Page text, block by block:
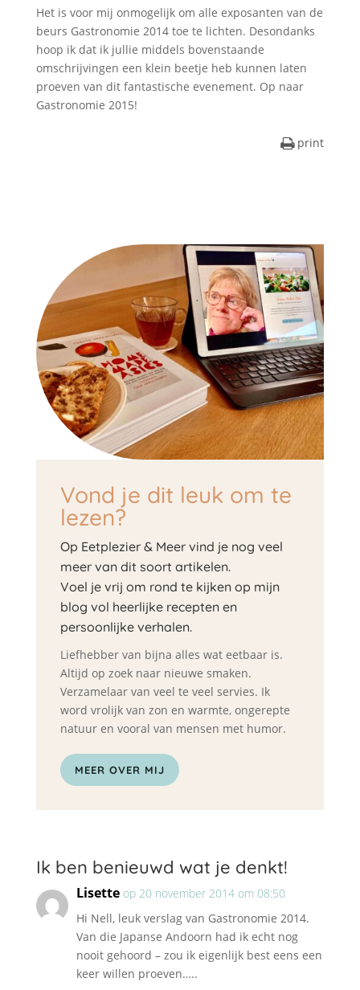
Het is voor mij onmogelijk om alle exposanten van de
beurs Gastronomie 2014 toe te lichten. Desondanks
hoop ik dat ik jullie middels bovenstaande
omschrijvingen een klein beetje heb kunnen laten
proeven van dit fantastische evenement. Op naar
Gastronomie 2015!
print
Vond je dit leuk om te
lezen?
Op Eetplezier & Meer vind je nog veel
meer van dit soort artikelen.
Voel je vrij om rond te kijken op mijn
blog vol heerlijke recepten en
persoonlijke verhalen.
Liefhebber van bijna alles wat eetbaar is.
Altijd op zoek naar nieuwe smaken.
Verzamelaar van veel te veel servies. Ik
word vrolijk van zon en warmte, ongerepte
natuur en vooral van mensen met humor.
MEER OVER MIJ
Ik ben benieuwd wat je denkt!
Lisette op 20 november 2014 om 08:50
Hi Nell, leuk verslag van Gastronomie 2014.
Van die Japanse Andoorn had ik echt nog
nooit gehoord – zou ik eigenlijk best eens een
keer willen proeven…..